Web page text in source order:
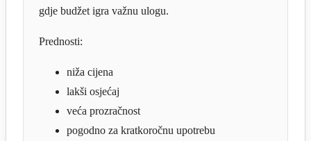
gdje budžet igra važnu ulogu.
Prednosti:
niža cijena
lakši osjećaj
veća prozračnost
pogodno za kratkoročnu upotrebu